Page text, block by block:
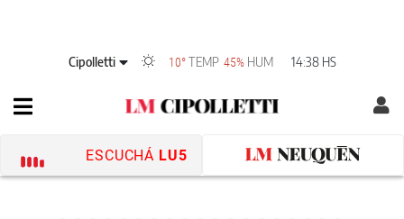
Cipolletti 10° TEMP 45% HUM 14:38 HS
ESCUCHÁ LU5